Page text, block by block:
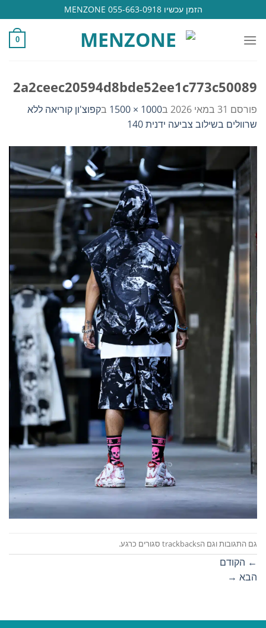
to
content
הזמן עכשיו 055-663-0918 MENZONE
0
2a2ceec20594d8bde52ee1c773c50089
פורסם 31 במאי 2026 ב1000 × 1500 בקפוצ'ון קוריאה ללא
שרוולים בשילוב צביעה ידנית 140
גם התגובות וגם הtrackbacks סגורים כרגע.
← הקודם
הבא →